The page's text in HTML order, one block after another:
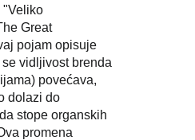
"Veliko
Great
pojam opisuje
vidljivost brenda
povećava,
dolazi do
stope organskih
promena